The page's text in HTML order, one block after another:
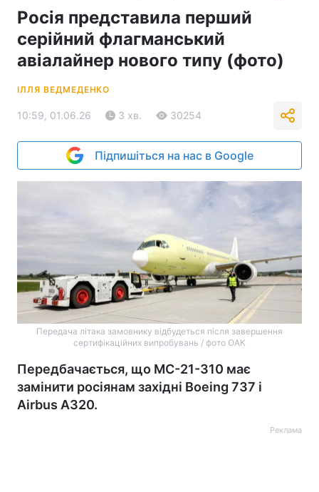
Росія представила перший
серійний флагманський
авіалайнер нового типу (фото)
ІЛЛЯ ВЕДМЕДЕНКО
10:59, 01.06.26 3 хв. 30254
Підпишіться на нас в Google
Передача літака замовнику відбудеться після завершення
сертифікаційних випробувань / фото ОАК
Передбачається, що МС-21-310 має
замінити росіянам західні Boeing 737 і
Airbus A320.
Реклама